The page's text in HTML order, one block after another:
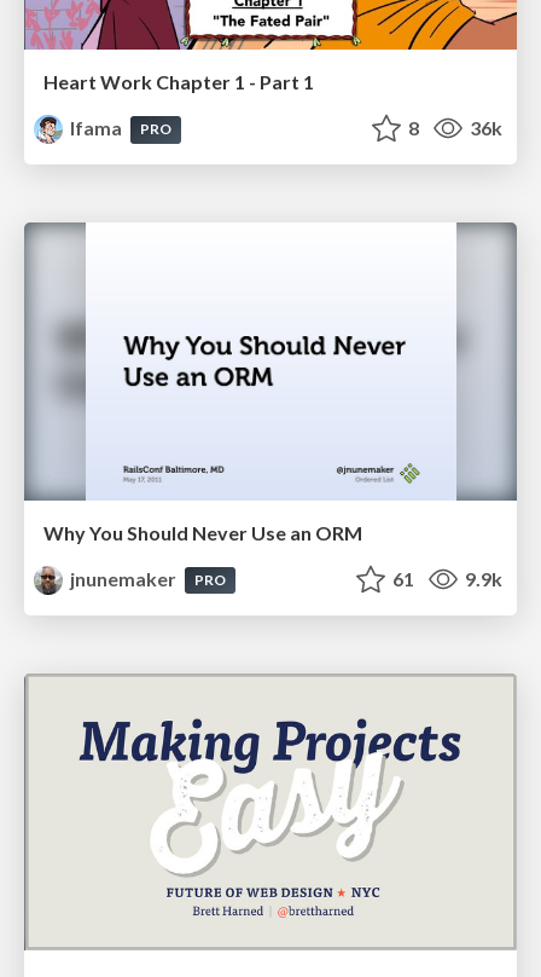
Heart Work Chapter 1 - Part 1
lfama
PRO 8 36k
Why You Should Never Use an ORM
jnunemaker
PRO 61 9.9k